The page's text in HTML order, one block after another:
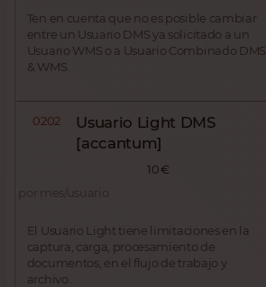
Ten en cuenta que no es posible cambiar
entre un Usuario DMS ya solicitado a un
Usuario WMS o a Usuario Combinado DMS
& WMS.
0202
Usuario Light DMS
[accantum]
10 €
por mes/usuario
El Usuario Light tiene limitaciones en la
captura, carga, procesamiento de
documentos, en el flujo de trabajo y
archivo.